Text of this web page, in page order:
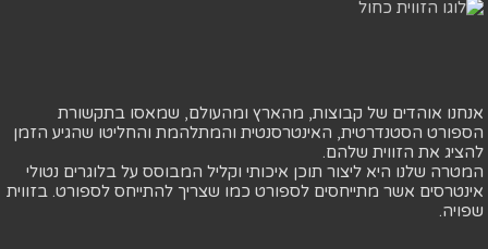
אנחנו אוהדים של קבוצות, מהארץ ומהעולם, שמאסו בתקשורת
הספורט הסטנדרטית, האינטרסנטית והמתלהמת והחליטו שהגיע הזמן
להציג את הזווית שלהם.
המטרה שלנו היא ליצור תוכן איכותי וקליל המבוסס על בלוגרים נטולי
אינטרסים אשר מתייחסים לספורט כמו שצריך להתייחס לספורט. בזווית
שפויה.